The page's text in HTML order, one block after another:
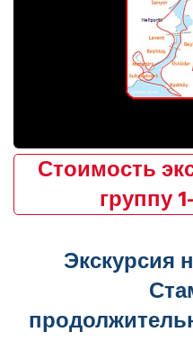
Стоимость
группу
Экскурсия